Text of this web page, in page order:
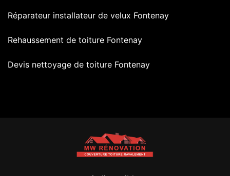
Réparateur installateur de velux Fontenay
Rehaussement de toiture Fontenay
Devis nettoyage de toiture Fontenay